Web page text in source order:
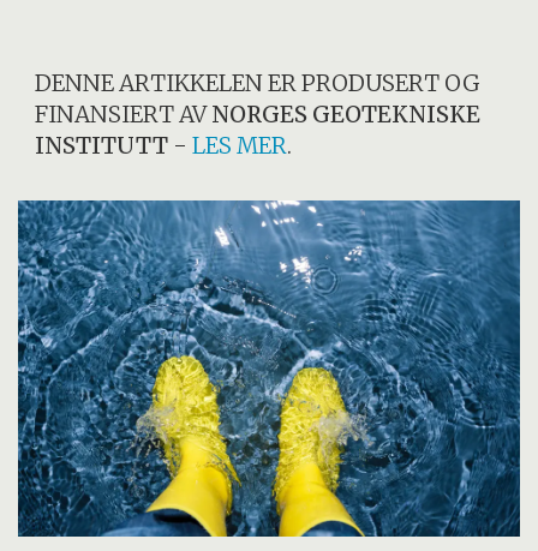
DENNE ARTIKKELEN ER PRODUSERT OG
FINANSIERT AVNORGES GEOTEKNISKE
INSTITUTT -LES MER.